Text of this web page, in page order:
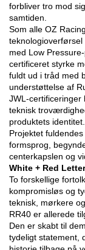
forbliver tro mod
samtiden.
Som alle OZ
med Low
certificeret styrke
fuldt ud i tråd med
understøttelse af
JWL-
teknisk
produktets identitet.
Projektet
formsprog,
centerkapslen og
White + Red
To forskellige
kompromisløs og
teknisk, mørkere
RR40 er allerede
Den er skabt til
tydeligt statement,